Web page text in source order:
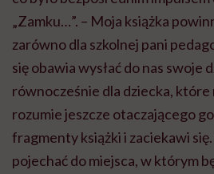
„Zamku…”. – Moja książka
zarówno dla szkolnej pani
się obawia wysłać do nas swoje
równocześnie dla dziecka, które
rozumie jeszcze otaczającego
fragmenty książki i zaciekawi się
pojechać do miejsca, w którym